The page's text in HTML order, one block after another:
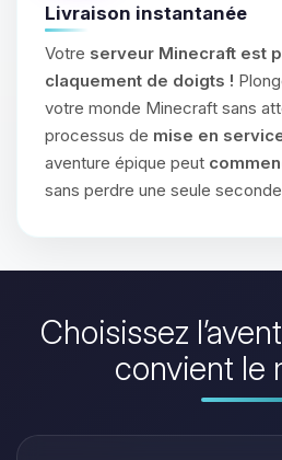
Livraison instantanée
Votre serveur Minecraft est
claquement de doigts !
votre monde Minecraft sans
processus de mise en
aventure épique peut
sans perdre une seule
Choisissez
convient le